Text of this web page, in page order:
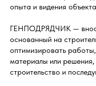
опыта и видения
ГЕНПОДРЯДЧИК —
основанный на
оптимизировать
материалы или
строительство и